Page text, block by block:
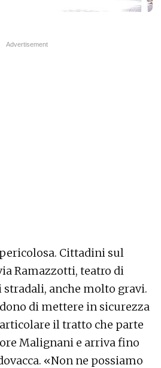
Cittadini sul
Ramazzotti, teatro di
anche molto gravi.
di mettere in sicurezza
il tratto che parte
Malignani e arriva fino
«Non ne possiamo